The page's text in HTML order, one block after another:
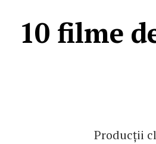
10 filme
Producții